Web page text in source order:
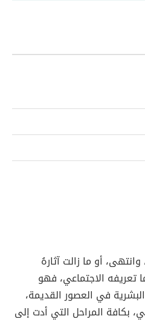
أو ما زالت آثارهُ
الاجتماعي، فهو
في العصور القديمة،
بكافة المراحل التي أدت إلى